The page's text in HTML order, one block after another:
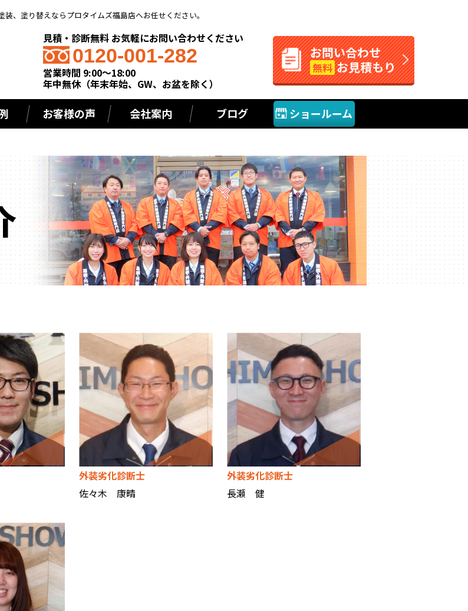
、塗り替えならプロタイムズ福島店へお任せください。
見積・診断無料 お気軽にお問い合わせください
0120-001-282
営業時間 9:00～18:00
年中無休（年末年始、GW、お盆を除く）
お問い合わせ
無料 お見積もり
お客様の声 会社案内 ブログ ショールーム
外装劣化診断士
佐々木 康晴
外装劣化診断士
長瀬 健